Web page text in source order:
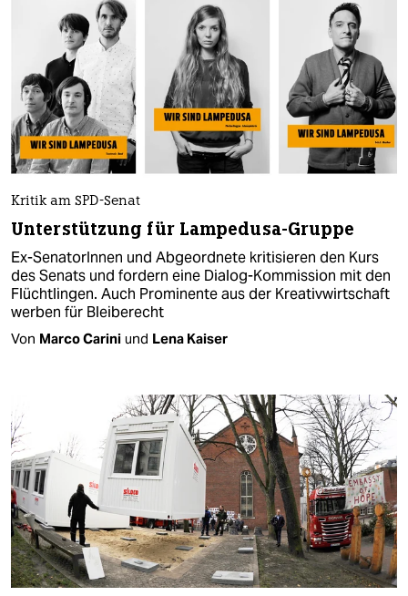
Kritik am SPD-Senat
Unterstützung für Lampedusa-Gruppe
Ex-SenatorInnen und Abgeordnete kritisieren den Kurs
des Senats und fordern eine Dialog-Kommission mit den
Flüchtlingen. Auch Prominente aus der Kreativwirtschaft
werben für Bleiberecht
Von Marco Carini und Lena Kaiser